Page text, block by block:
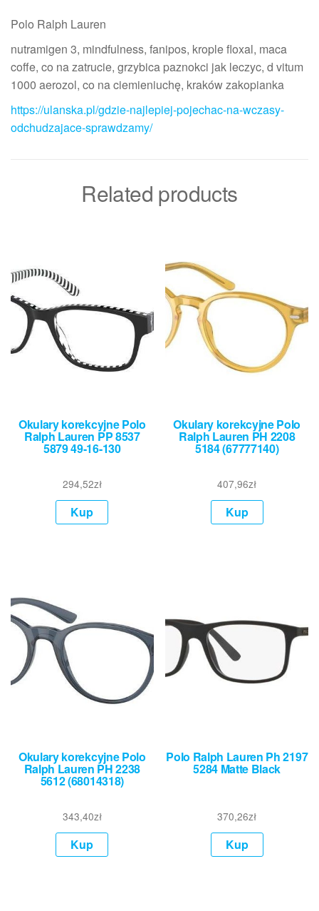
Polo Ralph Lauren
nutramigen 3, mindfulness, fanipos, krople floxal, maca
coffe, co na zatrucie, grzybica paznokci jak leczyc, d vitum
1000 aerozol, co na ciemieniuchę, kraków zakopianka
https://ulanska.pl/gdzie-najlepiej-pojechac-na-wczasy-
odchudzajace-sprawdzamy/
Related products
Okulary korekcyjne Polo
Ralph Lauren PP 8537
5879 49-16-130
294,52zł
Kup
Okulary korekcyjne Polo
Ralph Lauren PH 2208
5184 (67777140)
407,96zł
Kup
Okulary korekcyjne Polo
Ralph Lauren PH 2238
5612 (68014318)
343,40zł
Kup
Polo Ralph Lauren Ph 2197
5284 Matte Black
370,26zł
Kup